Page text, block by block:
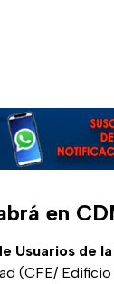
en
Usuarios de
(CFE/